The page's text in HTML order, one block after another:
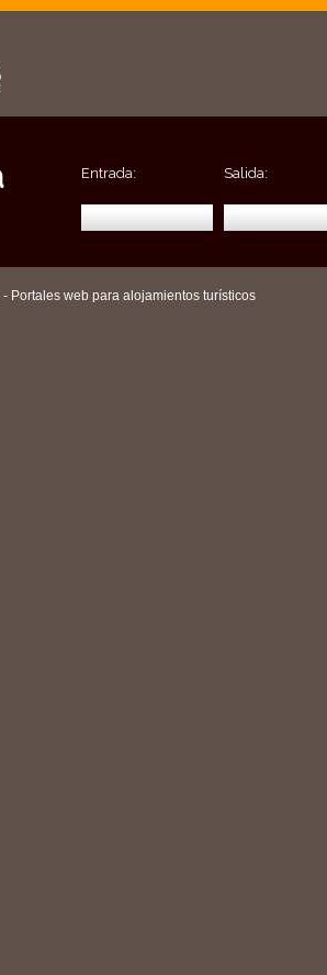
Entrada: Salida:
Portales web para alojamientos turísticos